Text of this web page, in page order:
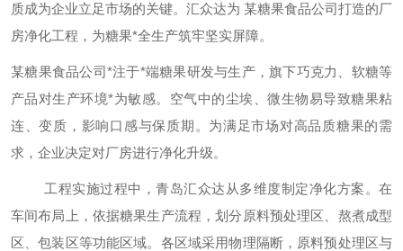
质成为企业立足市场的关键。 汇众达为 某糖果食品公司打造的厂
房净化工程，为糖果*全生产筑牢坚实屏障。
某糖果食品公司*注于*端糖果研发与生产，旗下巧克力、软糖等
产品对生产环境*为敏感。空气中的尘埃、微生物易导致糖果粘
连、变质，影响口感与保质期。为满足市场对高品质糖果的需
求，企业决定对厂房进行净化升级。
工程实施过程中， 青岛汇众达 从多维度制定净化方案。在
车间布局上，依据糖果生产流程，划分原料预处理区、熬煮成型
区、包装区等功能区域。 各区域采用物理隔断，原料预处理区与